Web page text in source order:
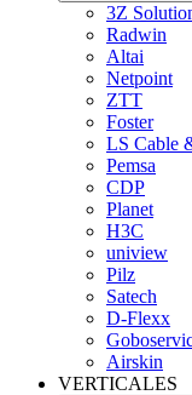
3Z
Radwin
Altai
Netpoint
ZTT
Foster
LS Cable
Pemsa
CDP
Planet
H3C
uniview
Pilz
Satech
D-Flexx
Airskin
VERTICALES